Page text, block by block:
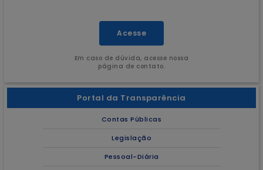
Acesse
Em caso de dúvida, acesse nossa
página de contato.
Portal da Transparência
Contas Públicas
Legislação
Pessoal-Diária